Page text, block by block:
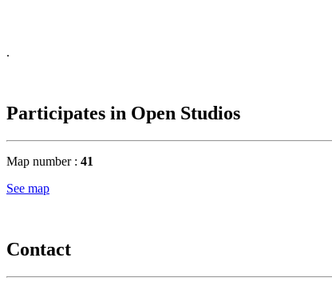
.
Participates in Open Studios
Map number : 41
See map
Contact